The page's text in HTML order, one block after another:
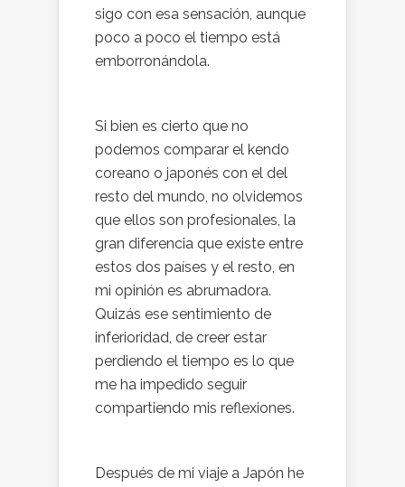
sigo con esa sensación, aunque
poco a poco el tiempo está
emborronándola.
Si bien es cierto que no
podemos comparar el kendo
coreano o japonés con el del
resto del mundo, no olvidemos
que ellos son profesionales, la
gran diferencia que existe entre
estos dos países y el resto, en
mi opinión es abrumadora.
Quizás ese sentimiento de
inferioridad, de creer estar
perdiendo el tiempo es lo que
me ha impedido seguir
compartiendo mis reflexiones.
Después de mi viaje a Japón he